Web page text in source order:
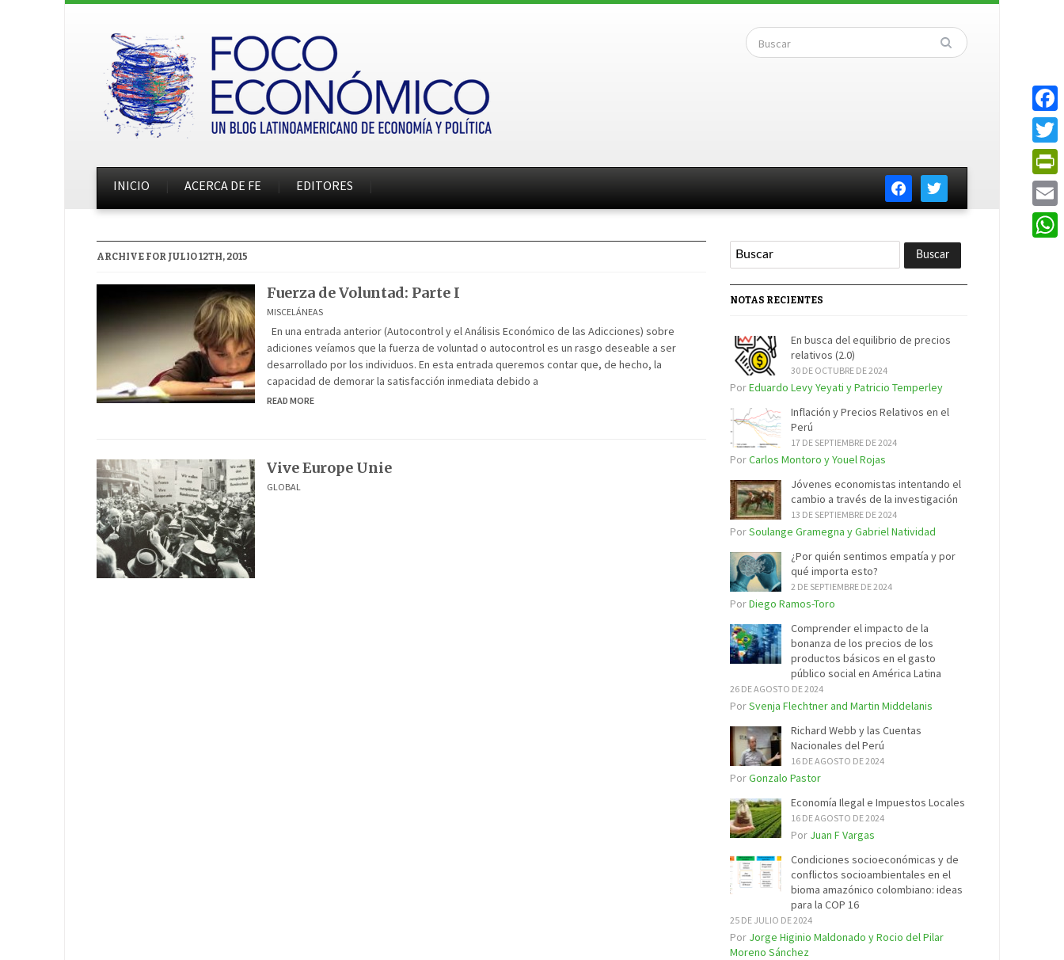
facebooktwitter
INICIO ACERCA DE FE EDITORES
ARCHIVE FOR JULIO 12TH, 2015
Fuerza de Voluntad: Parte I
MISCELÁNEAS
En una entrada anterior (Autocontrol y el Análisis Económico de las Adicciones) sobre
adiciones veíamos que la fuerza de voluntad o autocontrol es un rasgo deseable a ser
desarrollado por los individuos. En esta entrada queremos contar que, de hecho, la
capacidad de demorar la satisfacción inmediata debido a
READ MORE
Vive Europe Unie
GLOBAL
NOTAS RECIENTES
En busca del equilibrio de precios
relativos (2.0)
30 DE OCTUBRE DE 2024
PorEduardo Levy Yeyati y Patricio Temperley
Inflación y Precios Relativos en el
Perú
17 DE SEPTIEMBRE DE 2024
PorCarlos Montoro y Youel Rojas
Jóvenes economistas intentando el
cambio a través de la investigación
13 DE SEPTIEMBRE DE 2024
PorSoulange Gramegna y Gabriel Natividad
¿Por quién sentimos empatía y por
qué importa esto?
2 DE SEPTIEMBRE DE 2024
PorDiego Ramos-Toro
Comprender el impacto de la
bonanza de los precios de los
productos básicos en el gasto
público social en América Latina
26 DE AGOSTO DE 2024
PorSvenja Flechtner and Martin Middelanis
Richard Webb y las Cuentas
Nacionales del Perú
16 DE AGOSTO DE 2024
PorGonzalo Pastor
Economía Ilegal e Impuestos Locales
16 DE AGOSTO DE 2024
Por Juan F Vargas
Condiciones socioeconómicas y de
conflictos socioambientales en el
bioma amazónico colombiano: ideas
para la COP 16
25 DE JULIO DE 2024
Por Jorge Higinio Maldonado y Rocio del Pilar
Moreno Sánchez
Email